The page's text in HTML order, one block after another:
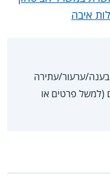
איבה
ערעור/עתירה
(למשל פרטים או